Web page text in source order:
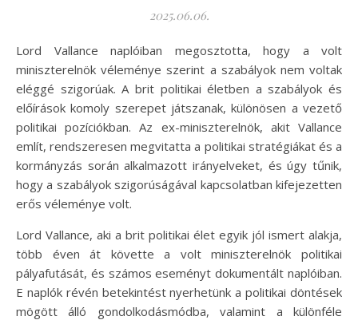
2025.06.06.
Lord Vallance naplóiban megosztotta, hogy a volt
miniszterelnök véleménye szerint a szabályok nem voltak
eléggé szigorúak. A brit politikai életben a szabályok és
előírások komoly szerepet játszanak, különösen a vezető
politikai pozíciókban. Az ex-miniszterelnök, akit Vallance
említ, rendszeresen megvitatta a politikai stratégiákat és a
kormányzás során alkalmazott irányelveket, és úgy tűnik,
hogy a szabályok szigorúságával kapcsolatban kifejezetten
erős véleménye volt.
Lord Vallance, aki a brit politikai élet egyik jól ismert alakja,
több éven át követte a volt miniszterelnök politikai
pályafutását, és számos eseményt dokumentált naplóiban.
E naplók révén betekintést nyerhetünk a politikai döntések
mögött álló gondolkodásmódba, valamint a különféle